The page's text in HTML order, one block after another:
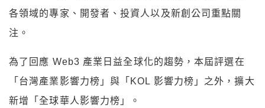
各領域的專家、開發者、投資人以及新創公司重點關
注。
為了回應 Web3 產業日益全球化的趨勢，本屆評選在
「台灣產業影響力榜」與「KOL 影響力榜」之外，擴大
新增「全球華人影響力榜」。